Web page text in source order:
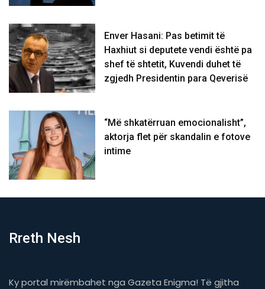
Enver Hasani: Pas betimit të
Haxhiut si deputete vendi është pa
shef të shtetit, Kuvendi duhet të
zgjedh Presidentin para Qeverisë
“Më shkatërruan emocionalisht”,
aktorja flet për skandalin e fotove
intime
Rreth Nesh
Ky portal mirëmbahet nga Gazeta Enigma! Të gjitha